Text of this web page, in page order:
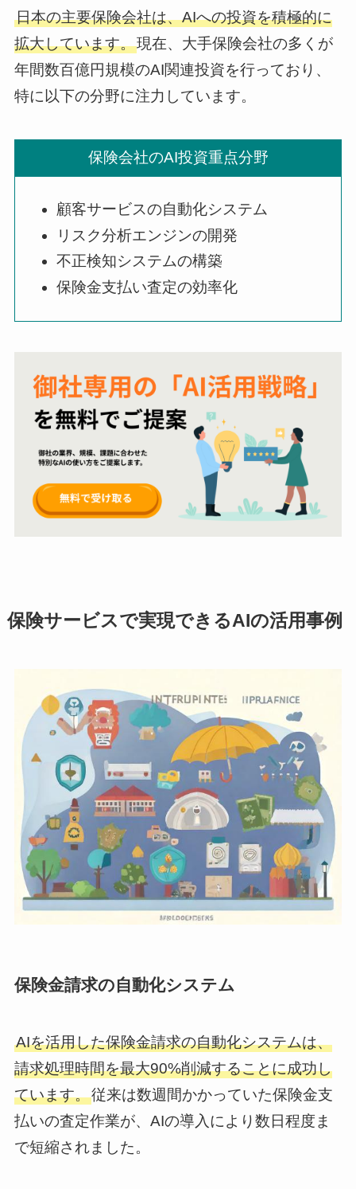
日本の主要保険会社は、AIへの投資を積極的に
拡大しています。現在、大手保険会社の多くが
年間数百億円規模のAI関連投資を行っており、
特に以下の分野に注力しています。
保険会社のAI投資重点分野
顧客サービスの自動化システム
リスク分析エンジンの開発
不正検知システムの構築
保険金支払い査定の効率化
保険サービスで実現できるAIの活用事例
保険金請求の自動化システム
AIを活用した保険金請求の自動化システムは、
請求処理時間を最大90%削減することに成功し
ています。従来は数週間かかっていた保険金支
払いの査定作業が、AIの導入により数日程度ま
で短縮されました。